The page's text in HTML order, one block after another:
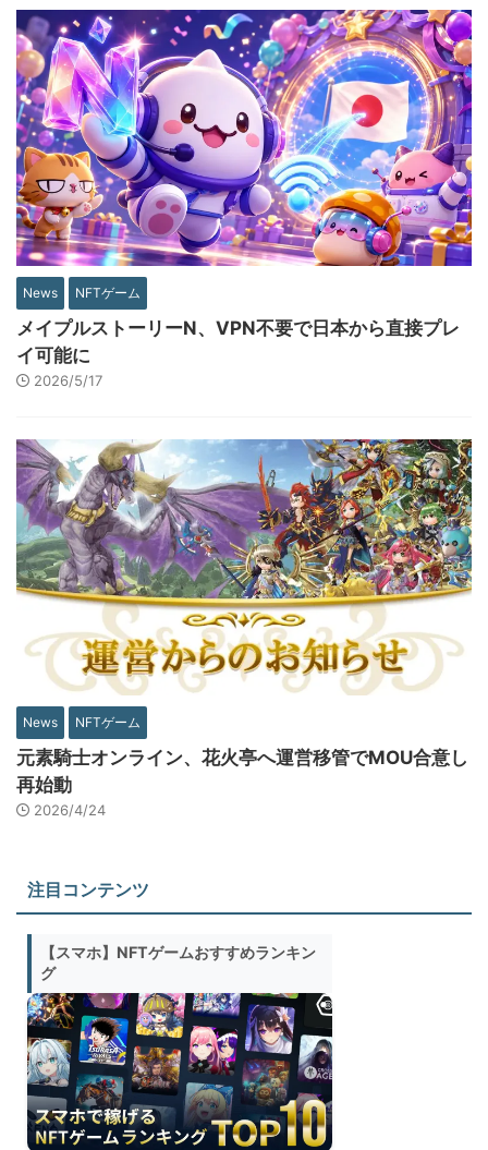
News NFTゲーム
メイプルストーリーN、VPN不要で日本から直接プレ
イ可能に
2026/5/17
News NFTゲーム
元素騎士オンライン、花火亭へ運営移管でMOU合意し
再始動
2026/4/24
注目コンテンツ
【スマホ】NFTゲームおすすめランキン
グ